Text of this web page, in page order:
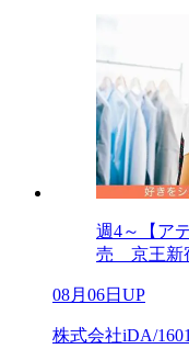
週4～【ア
売 京王新
08月06日UP
株式会社iDA/